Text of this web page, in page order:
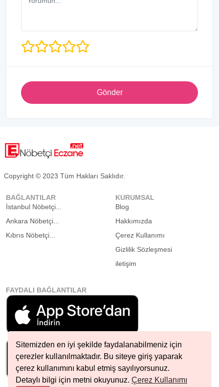
Sitemizden en iyi şekilde faydalanabilmeniz için
çerezler kullanılmaktadır. Bu siteye giriş yaparak
çerez kullanımını kabul etmiş sayılıyorsunuz.
Detaylı bilgi için metni okuyunuz. Çerez Kullanımı
Gönder
Copyright © 2023 Tüm Hakları Saklıdır.
BAĞLANTILAR
İstanbul Nöbetçi...
Ankara Nöbetçi...
Kıbrıs Nöbetçi...
KURUMSAL
Blog
Hakkımızda
Çerez Kullanımı
Gizlilik Sözleşmesi
iletişim
FAYDALI BAĞLANTILAR